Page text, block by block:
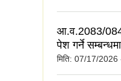
आ.व.2083/084
पेश गर्ने
मिति: 07/17/2026